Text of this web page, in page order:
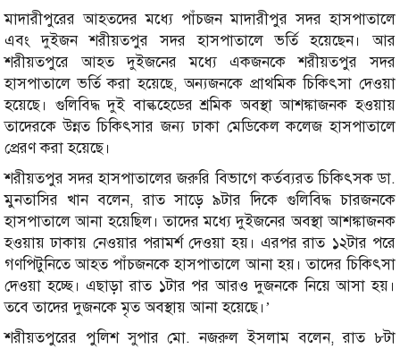
মাদারীপুরের আহতদের মধ্যে পাঁচজন মাদারীপুর সদর হাসপাতালে
এবং দুইজন শরীয়তপুর সদর হাসপাতালে ভর্তি হয়েছেন। আর
শরীয়তপুরে আহত দুইজনের মধ্যে একজনকে শরীয়তপুর সদর
হাসপাতালে ভর্তি করা হয়েছে, অন্যজনকে প্রাথমিক চিকিৎসা দেওয়া
হয়েছে। গুলিবিদ্ধ দুই বাল্কহেডের শ্রমিক অবস্থা আশঙ্কাজনক হওয়ায়
তাদেরকে উন্নত চিকিৎসার জন্য ঢাকা মেডিকেল কলেজ হাসপাতালে
প্রেরণ করা হয়েছে।
শরীয়তপুর সদর হাসপাতালের জরুরি বিভাগে কর্তব্যরত চিকিৎসক ডা.
মুনতাসির খান বলেন, রাত সাড়ে ৯টার দিকে গুলিবিদ্ধ চারজনকে
হাসপাতালে আনা হয়েছিল। তাদের মধ্যে দুইজনের অবস্থা আশঙ্কাজনক
হওয়ায় ঢাকায় নেওয়ার পরামর্শ দেওয়া হয়। এরপর রাত ১২টার পরে
গণপিটুনিতে আহত পাঁচজনকে হাসপাতালে আনা হয়। তাদের চিকিৎসা
দেওয়া হচ্ছে। এছাড়া রাত ১টার পর আরও দুজনকে নিয়ে আসা হয়।
তবে তাদের দুজনকে মৃত অবস্থায় আনা হয়েছে।’
শরীয়তপুরের পুলিশ সুপার মো. নজরুল ইসলাম বলেন, রাত ৮টা